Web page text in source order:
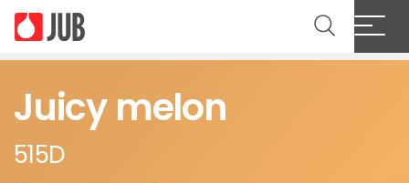
Juicy melon
515D